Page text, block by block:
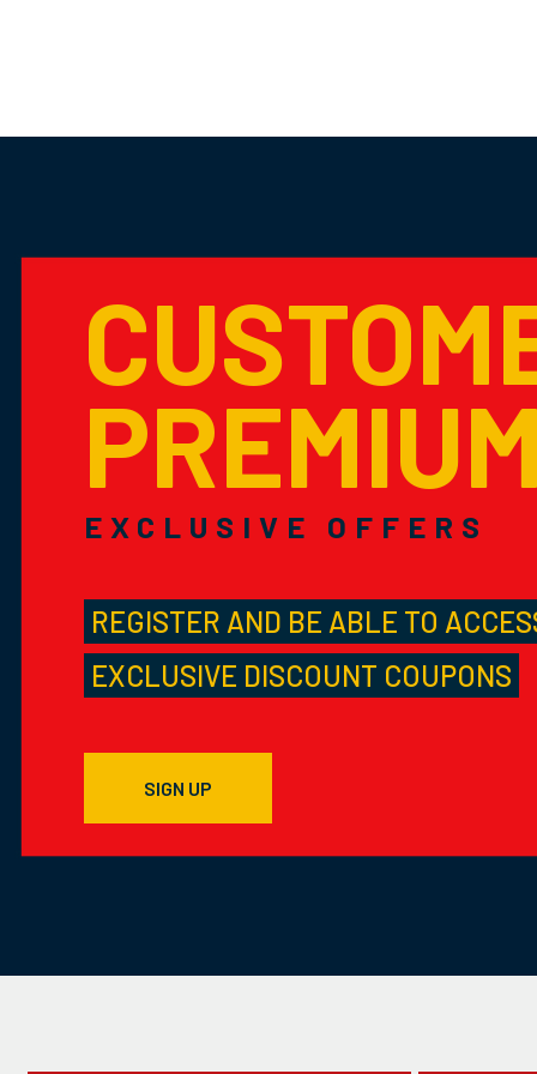
EXCLUSIVE OFFERS
REGISTER AND BE ABLE TO
EXCLUSIVE DISCOUNT COUPONS
SIGN UP